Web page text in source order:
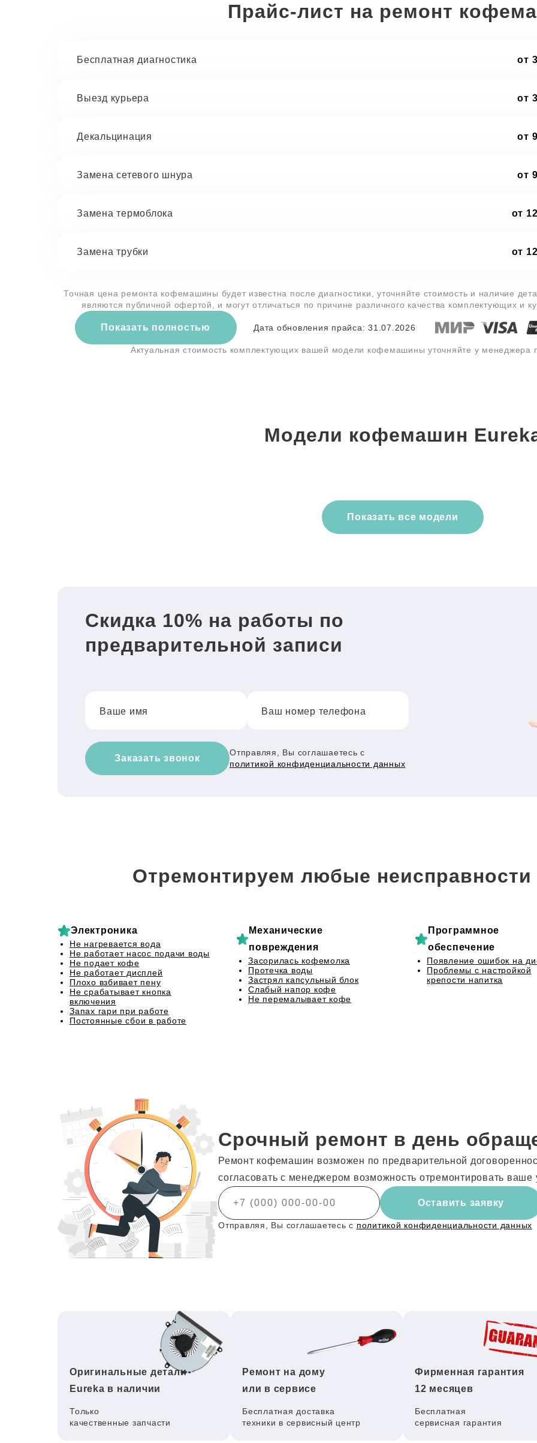
Прайс-лист на ремонт
Бесплатная диагностика от
Выезд курьера от
Декальцинация от
Замена сетевого шнура от
Замена термоблока от
Замена трубки от
Точная цена ремонта кофемашины будет известна после диагностики, уточняйте стоимость и наличие
являются публичной офертой, и могут отличаться по причине различного качества комплектующих и
Показать полностью Дата обновления прайса: 31.07.2026
Актуальная стоимость комплектующих вашей модели кофемашины уточняйте у менеджера
Модели кофемашин
Показать все модели
Скидка 10% на работы по
предварительной записи
Ваше имя Ваш номер телефона
Заказать звонок
Отправляя, Вы соглашаетесь с
политикой конфиденциальности данных
Отремонтируем любые
Электроника
Не нагревается вода
Не работает насос подачи воды
Не подает кофе
Не работает дисплей
Плохо взбивает пену
Не срабатывает кнопка
включения
Запах гари при работе
Постоянные сбои в работе
Механические
повреждения
Засорилась кофемолка
Протечка воды
Застрял капсульный блок
Слабый напор кофе
Не перемалывает кофе
Программное
обеспечение
Появление ошибок на
Проблемы с настройкой
крепости напитка
Срочный ремонт в день
Ремонт кофемашин возможен по предварительной
согласовать с менеджером возможность отремонтировать ваше
Оставить заявку
Отправляя, Вы соглашаетесь с политикой конфиденциальности данных
Оригинальные детали
Eureka в наличии
Только
качественные запчасти
Ремонт на дому
или в сервисе
Бесплатная доставка
техники в сервисный центр
Фирменная гарантия
12 месяцев
Бесплатная
сервисная гарантия